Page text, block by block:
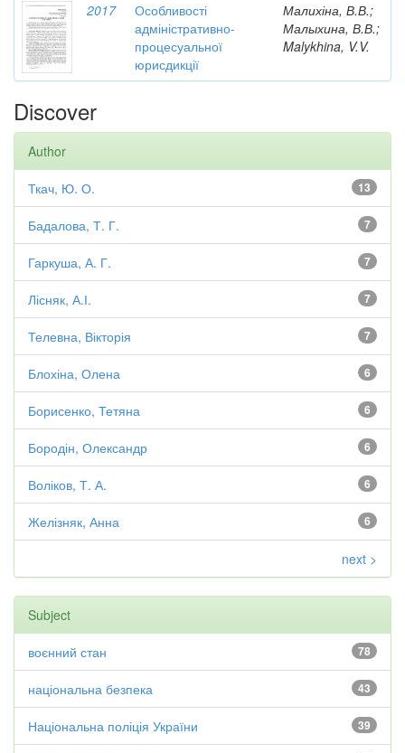
2017
Особливості
адміністративно-
процесуальної
юрисдикції
Малихіна, В.В.;
Малыхина, В.В.;
Malykhina, V.V.
Discover
Author
13
Ткач, Ю. О.
7
Бадалова, Т. Г.
7
Гаркуша, А. Г.
7
Лісняк, А.І.
7
Телевна, Вікторія
6
Блохіна, Олена
6
Борисенко, Тетяна
6
Бородін, Олександр
6
Воліков, Т. А.
6
Желізняк, Анна
next >
Subject
78
воєнний стан
43
національна безпека
39
Національна поліція України